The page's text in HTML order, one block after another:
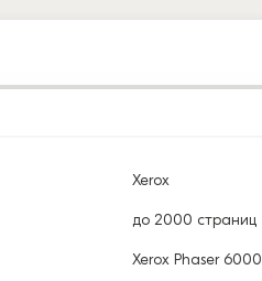
Xerox
до 2000 страниц
Xerox Phaser 6000